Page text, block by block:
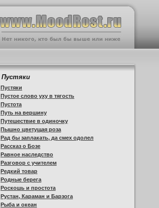
Пустяки
Пустяки
Пустое слово уху в тягость
Пустота
Путь на вершину
Путешествие в одиночку
Пышно цветущая роза
Рад бы заплакать, да смех одолел
Рассказ о Бозе
Равное наследство
Разговор с учителем
Редкий товар
Родные берега
Роскошь и простота
Рустан, Караман и Барзога
Рыба и океан